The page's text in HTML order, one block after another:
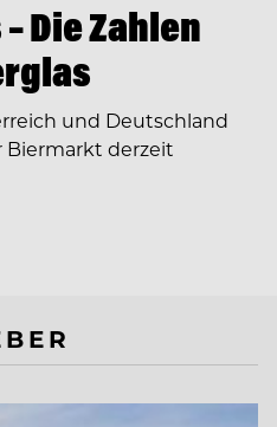
Die Zahlen
und Deutschland
Biermarkt derzeit